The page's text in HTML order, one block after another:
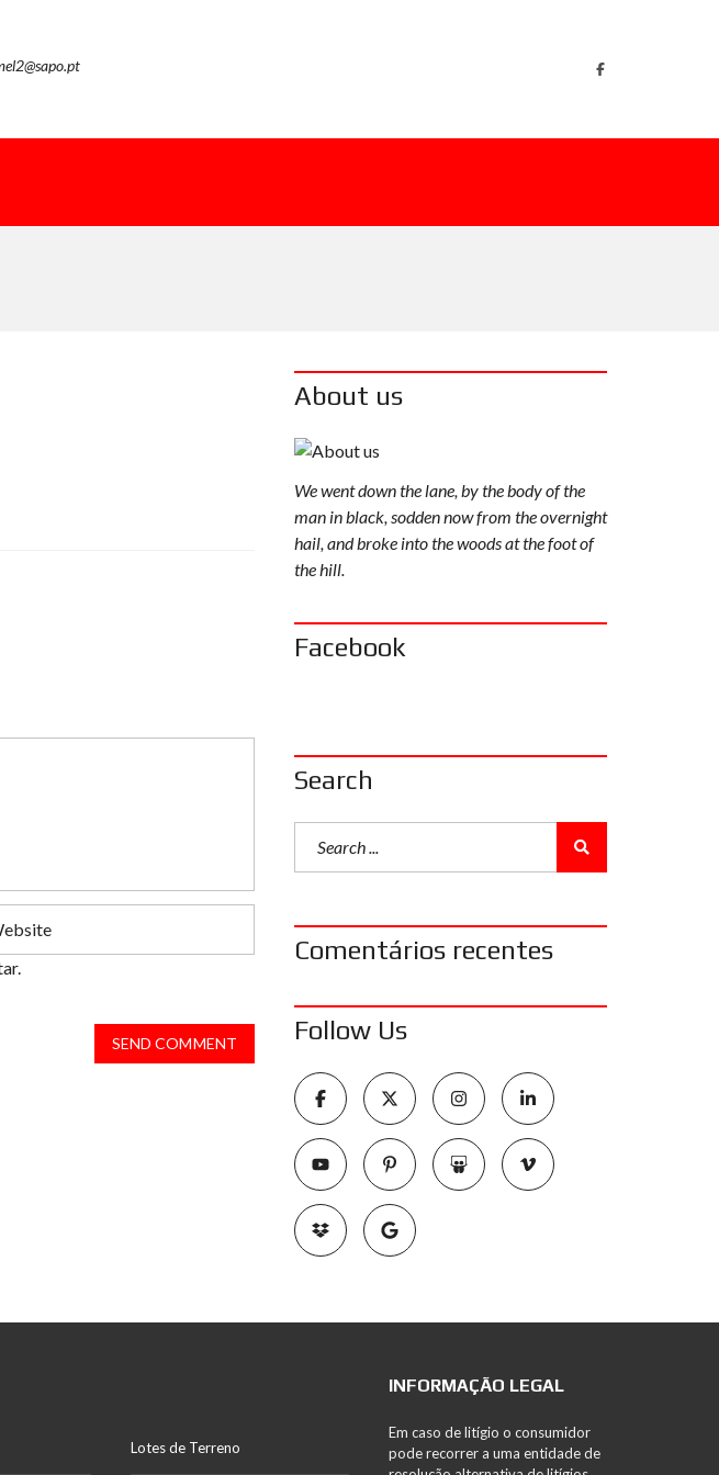
SEND COMMENT
About us
We went down the lane, by the body of the
man in black, sodden now from the overnight
hail, and broke into the woods at the foot of
the hill.
Facebook
Search
Comentários recentes
Follow Us
Lotes de Terreno
INFORMAÇÃO LEGAL
Em caso de litígio o consumidor
pode recorrer a uma entidade de